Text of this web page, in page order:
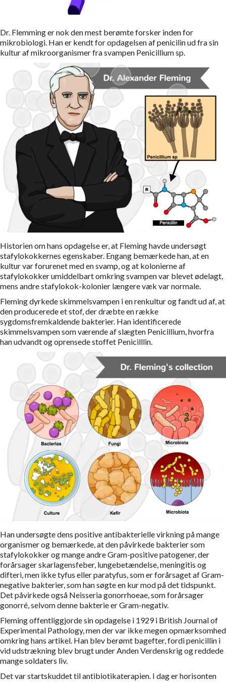
Dr. Flemming er nok den mest berømte forsker inden for
mikrobiologi. Han er kendt for opdagelsen af penicilin ud fra sin
kultur af mikroorganismer fra svampen Penicillium sp.
Historien om hans opdagelse er, at Fleming havde undersøgt
stafylokokkernes egenskaber. Engang bemærkede han, at en
kultur var forurenet med en svamp, og at kolonierne af
stafylokokker umiddelbart omkring svampen var blevet ødelagt,
mens andre stafylokok-kolonier længere væk var normale.
Fleming dyrkede skimmelsvampen i en renkultur og fandt ud af, at
den producerede et stof, der dræbte en række
sygdomsfremkaldende bakterier. Han identificerede
skimmelsvampen som værende af slægten Penicillium, hvorfra
han udvandt og oprensede stoffet Penicilllin.
Han undersøgte dens positive antibakterielle virkning på mange
organismer og bemærkede, at den påvirkede bakterier som
stafylokokker og mange andre Gram-positive patogener, der
forårsager skarlagensfeber, lungebetændelse, meningitis og
difteri, men ikke tyfus eller paratyfus, som er forårsaget af Gram-
negative bakterier, som han søgte en kur mod på det tidspunkt.
Det påvirkede også Neisseria gonorrhoeae, som forårsager
gonorré, selvom denne bakterie er Gram-negativ.
Fleming offentliggjorde sin opdagelse i 1929 i British Journal of
Experimental Pathology, men der var ikke megen opmærksomhed
omkring hans artikel. Han blev berømt bagefter, fordi penicillin i
vid udstrækning blev brugt under Anden Verdenskrig og reddede
mange soldaters liv.
Det var startskuddet til antibiotikaterapien. I dag er horisonten